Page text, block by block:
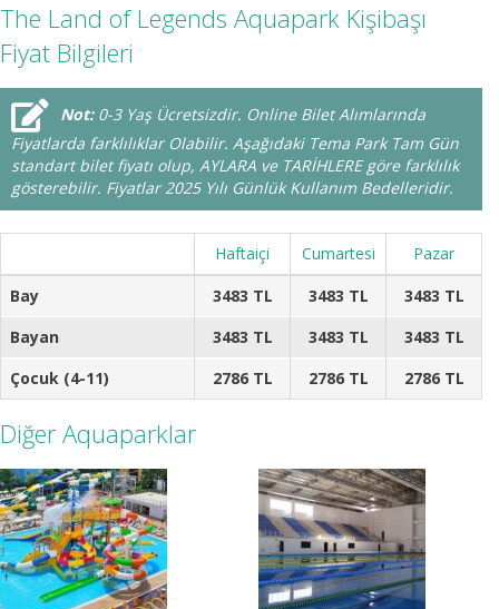
The Land of Legends Aquapark Kişibaşı
Fiyat Bilgileri
Not: 0-3 Yaş Ücretsizdir. Online Bilet Alımlarında
Fiyatlarda farklılıklar Olabilir. Aşağıdaki Tema Park Tam Gün
standart bilet fiyatı olup, AYLARA ve TARİHLERE göre farklılık
gösterebilir. Fiyatlar 2025 Yılı Günlük Kullanım Bedelleridir.
Haftaiçi Cumartesi
Pazar
Bay
3483 TL 3483 TL
3483 TL
Bayan
3483 TL 3483 TL
3483 TL
Çocuk (4-11)
2786 TL 2786 TL 2786 TL
Diğer Aquaparklar